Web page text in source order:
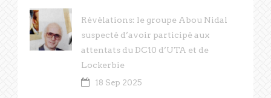
Révélations: le groupe Abou Nidal
suspecté d’avoir participé aux
attentats du DC10 d’UTA et de
Lockerbie
18 Sep 2025